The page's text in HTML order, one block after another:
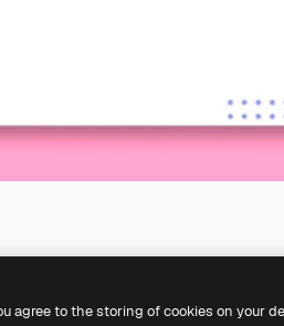
agree to the storing of cookies on your